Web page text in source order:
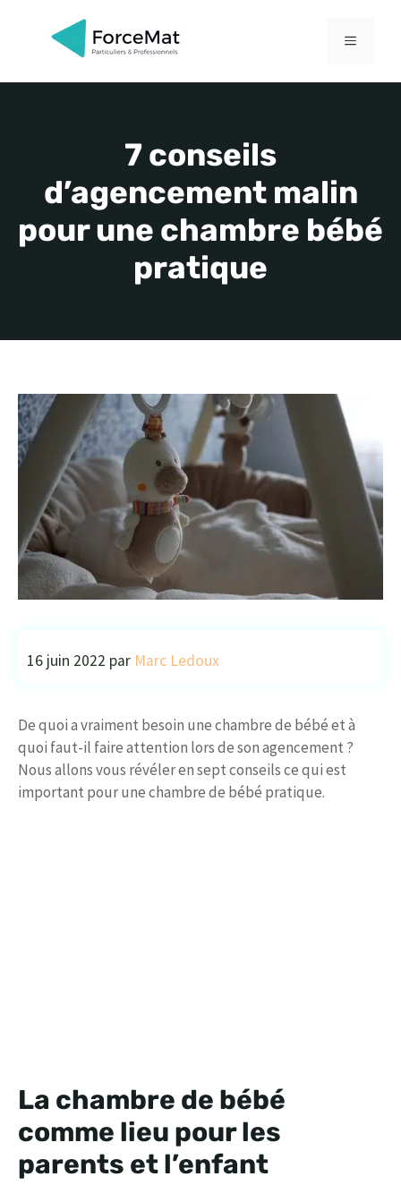
MENU
7 conseils
d’agencement malin
pour une chambre bébé
pratique
16 juin 2022 par Marc Ledoux
De quoi a vraiment besoin une chambre de bébé et à
quoi faut-il faire attention lors de son agencement ?
Nous allons vous révéler en sept conseils ce qui est
important pour une chambre de bébé pratique.
La chambre de bébé
comme lieu pour les
parents et l’enfant